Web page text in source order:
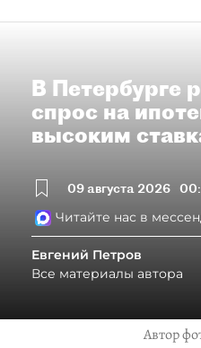
В Петербурге
спрос на
высоким
09 августа 2026
Читайте нас в
Евгений Петров
Все материалы автора
Автор